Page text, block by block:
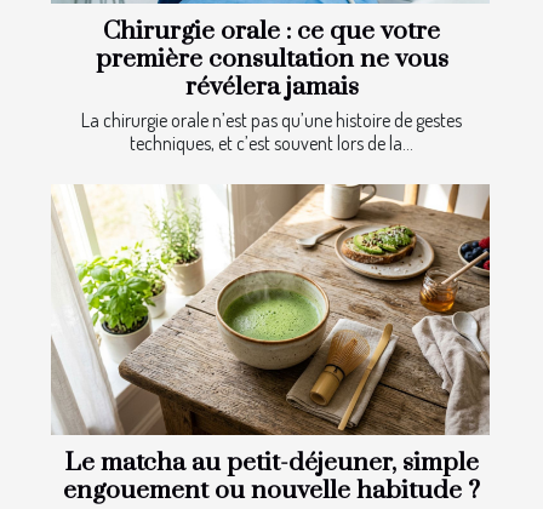
Chirurgie orale : ce que votre
première consultation ne vous
révélera jamais
La chirurgie orale n’est pas qu’une histoire de gestes
techniques, et c’est souvent lors de la...
Le matcha au petit-déjeuner, simple
engouement ou nouvelle habitude ?